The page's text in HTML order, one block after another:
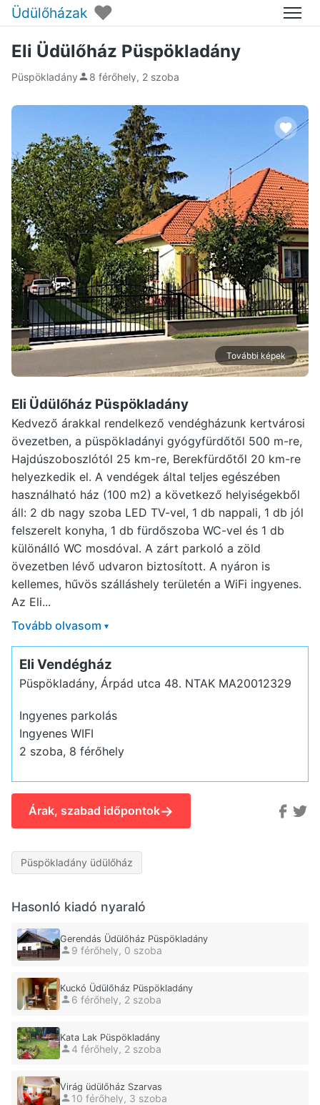
Üdülőházak ♥ Menü
Eli Üdülőház Püspökladány
Püspökladány 8 férőhely, 2 szoba
További képek
Eli Üdülőház Püspökladány
Kedvező árakkal rendelkező vendégházunk kertvárosi
övezetben, a püspökladányi gyógyfürdőtől 500 m-re,
Hajdúszoboszlótól 25 km-re, Berekfürdőtől 20 km-re
helyezkedik el. A vendégek által teljes egészében
használható ház (100 m2) a következő helyiségekből
áll: 2 db nagy szoba LED TV-vel, 1 db nappali, 1 db jól
felszerelt konyha, 1 db fürdőszoba WC-vel és 1 db
különálló WC mosdóval. A zárt parkoló a zöld
övezetben lévő udvaron biztosított. A nyáron is
kellemes, hűvös szálláshely területén a WiFi ingyenes.
Az Eli...
Tovább olvasom ▾
Eli Vendégház
Püspökladány, Árpád utca 48. NTAK MA20012329
Ingyenes parkolás
Ingyenes WIFI
2 szoba, 8 férőhely
Árak, szabad időpontok→
Püspökladány üdülőház
Hasonló kiadó nyaraló
Gerendás Üdülőház Püspökladány
9 férőhely, 0 szoba
Kuckó Üdülőház Püspökladány
6 férőhely, 2 szoba
Kata Lak Püspökladány
4 férőhely, 2 szoba
Virág üdülőház Szarvas
10 férőhely, 3 szoba